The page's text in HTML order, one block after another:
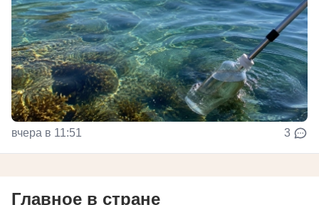
вчера в 11:51 3
Главное в стране